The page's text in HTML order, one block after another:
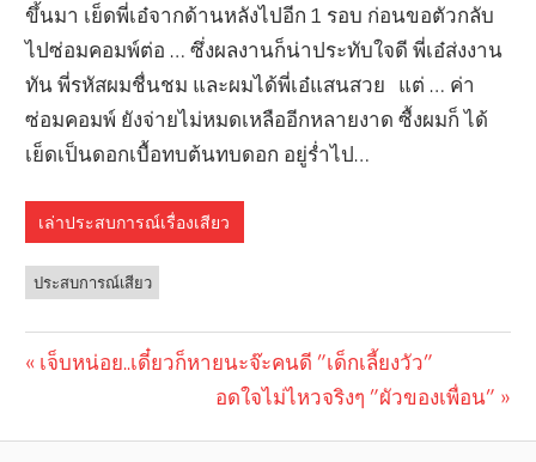
ขึ้นมา เย็ดพี่เอ๋จากด้านหลังไปอีก 1 รอบ ก่อนขอตัวกลับ
ไปซ่อมคอมพ์ต่อ … ซึ่งผลงานก็น่าประทับใจดี พี่เอ๋ส่งงาน
ทัน พี่รหัสผมชื่นชม และผมได้พี่เอ๋แสนสวย แต่ … ค่า
ซ่อมคอมพ์ ยังจ่ายไม่หมดเหลืออีกหลายงาด ซื้งผมก็ ได้
เย็ดเป็นดอกเบื้อทบต้นทบดอก อยู่ร่ำไป…
เล่าประสบการณ์เรื่องเสียว
ประสบการณ์เสียว
navigation
Previous
เจ็บหน่อย..เดี๋ยวก็หายนะจ๊ะคนดี ”เด็กเลี้ยงวัว”
Next
อดใจไม่ไหวจริงๆ ”ผัวของเพื่อน”